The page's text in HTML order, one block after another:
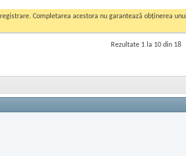
Completarea acestora nu garantează obținerea
Rezultate 1 la 10 din 18